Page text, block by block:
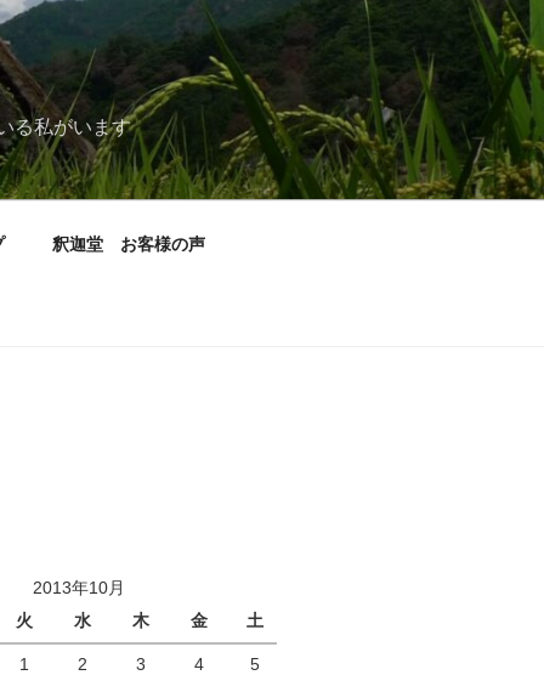
る私がいます
釈迦堂 お客様の声
2013年10月
火 水 木 金 土
1 2 3 4 5